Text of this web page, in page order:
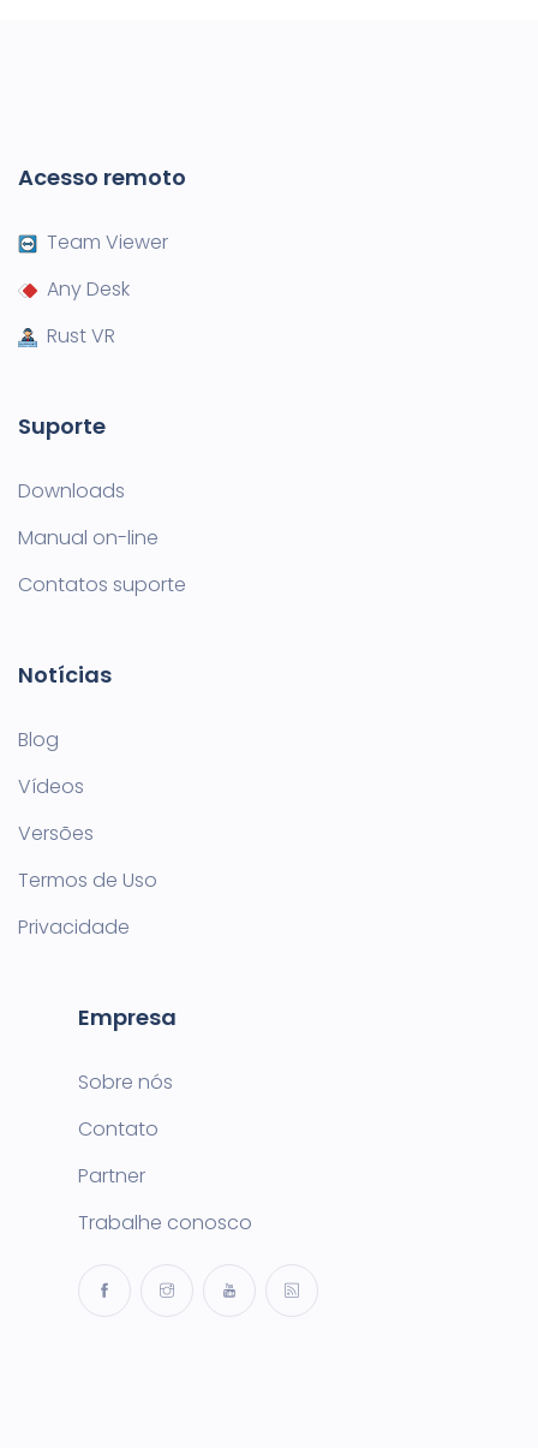
Acesso remoto
Team Viewer
Any Desk
Rust VR
Suporte
Downloads
Manual on-line
Contatos suporte
Notícias
Blog
Vídeos
Versões
Termos de Uso
Privacidade
Empresa
Sobre nós
Contato
Partner
Trabalhe conosco